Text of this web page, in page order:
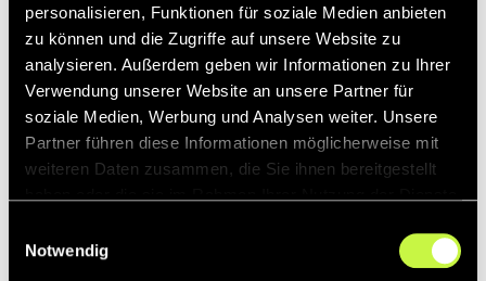
personalisieren, Funktionen für soziale Medien anbieten
zu können und die Zugriffe auf unsere Website zu
analysieren. Außerdem geben wir Informationen zu Ihrer
Verwendung unserer Website an unsere Partner für
soziale Medien, Werbung und Analysen weiter. Unsere
Partner führen diese Informationen möglicherweise mit
weiteren Daten zusammen, die Sie ihnen bereitgestellt
Notwendig
Interessengruppen für das integrierte
Qualitätsmanagementsystem erlangen.
Einen fließenden Dialog mit den
Mitarbeitern aller Bereiche etablieren, um
Möglichkeiten für Fortschritt und
Verbesserung sowohl in unseren
industriellen Prozessen als auch in den
Endprodukten und Dienstleistungen zu
identifizieren.